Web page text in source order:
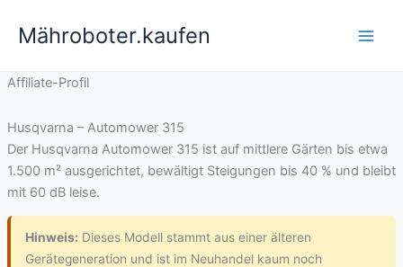
InhaltMähroboter.kaufen
Affiliate-Profil
Husqvarna – Automower 315
Der Husqvarna Automower 315 ist auf mittlere Gärten bis etwa
1.500 m² ausgerichtet, bewältigt Steigungen bis 40 % und bleibt
mit 60 dB leise.
Hinweis: Dieses Modell stammt aus einer älteren
Gerätegeneration und ist im Neuhandel kaum noch